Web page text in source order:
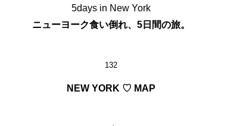
5days in New York
ニューヨーク食い倒れ、5日間の旅。
132
NEW YORK ♡ MAP